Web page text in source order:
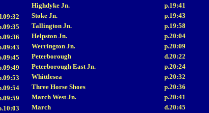
Highdyke Jn.
p.19:41
Stoke Jn.
p.19:43
Tallington Jn.
p.19:58
Helpston Jn.
p.20:04
Werrington Jn.
p.20:09
Peterborough
d.20:22
Peterborough East Jn.
p.20:24
Whittlesea
p.20:32
Three Horse Shoes
p.20:36
March West Jn.
p.20:41
March
d.20:45